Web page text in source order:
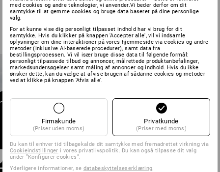
4 farver
fra 498,75 kr.
(med moms) fra 10 Stk.
superflex, damer
fra 548,75 kr.
(med moms) fra 10 Stk.
FIND JAKKE I
STEDET FOR AT
SØGE
med cookies og andre teknologier, vi anvender.Vi beder derfor om dit
samtykke til at gemme cookies og bruge data baseret på dine personlige
valg.
For at kunne vise dig personligt tilpasset indhold har vi brug for dit
samtykke. Hvis du klikker på knappen 'Accepter alle', vil vi indsamle
oplysninger om dine interaktioner på vores hjemmeside via cookies og andre
metoder (inklusive AI-baserede procedurer), samt data fra
bestillingsprocessen. Vi vil især bruge disse data til følgende formål:
personligt tilpassede tilbud og annoncer, målrettede produktanbefalinger,
markedsundersøgelser samt måling af annoncer og indhold. Hvis du ikke
ønsker dette, kan du vælge at afvise brugen af sådanne cookies og metoder
ved at klikke på knappen 'Afvis alle'.
Firmakunde
(Priser uden moms)
Privatkunde
(Priser med moms)
Du kan til enhver tid tilbagekalde dit samtykke med fremadrettet virkning via
Cookieindstillinger i vores privatlivspolitik. Du kan også tilpasse dit valg
under ”Konfigurer cookies”.
Yderligere informationer, se databeskyttelseserklæring.